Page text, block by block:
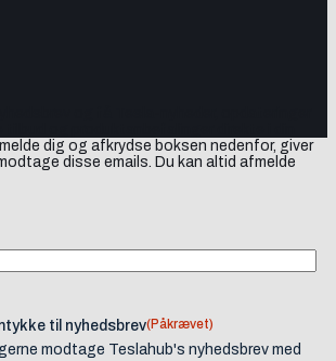
dig og afkrydse boksen nedenfor, giver
disse emails. Du kan altid afmelde
til nyhedsbrev(Påkrævet)
modtage Teslahub's nyhedsbrev med